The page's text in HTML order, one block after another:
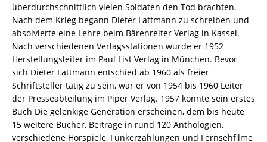
überdurchschnittlich vielen Soldaten den Tod brachten.
Nach dem Krieg begann Dieter Lattmann zu schreiben und
absolvierte eine Lehre beim Bärenreiter Verlag in Kassel.
Nach verschiedenen Verlagsstationen wurde er 1952
Herstellungsleiter im Paul List Verlag in München. Bevor
sich Dieter Lattmann entschied ab 1960 als freier
Schriftsteller tätig zu sein, war er von 1954 bis 1960 Leiter
der Presseabteilung im Piper Verlag. 1957 konnte sein erstes
Buch Die gelenkige Generation erscheinen, dem bis heute
15 weitere Bücher, Beiträge in rund 120 Anthologien,
verschiedene Hörspiele, Funkerzählungen und Fernsehfilme